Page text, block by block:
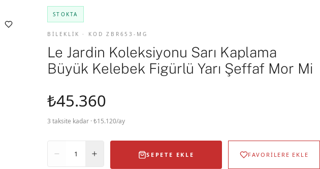
STOKTA
BİLEKLİK · KOD ZBR653-MG
Le Jardin Koleksiyonu Sarı Kaplama
Büyük Kelebek Figürlü Yarı Şeffaf Mor Mi
₺45.360
3 taksite kadar · ₺15.120/ay
1 SEPETE EKLE FAVORİLERE EKLE